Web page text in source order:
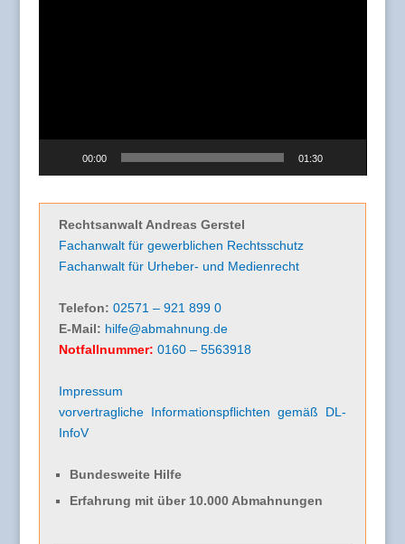
00:00 01:30
Rechtsanwalt Andreas Gerstel
Fachanwalt für gewerblichen Rechtsschutz
Fachanwalt für Urheber- und Medienrecht
Telefon: 02571 – 921 899 0
E-Mail: hilfe@abmahnung.de
Notfallnummer: 0160 – 5563918
Impressum
vorvertragliche Informationspflichten gemäß DL-
InfoV
Bundesweite Hilfe
Erfahrung mit über 10.000 Abmahnungen